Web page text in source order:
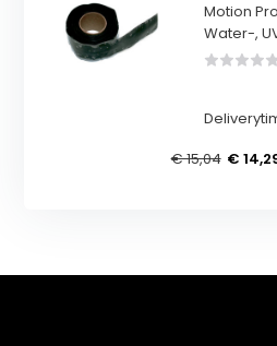
Motion
Water-,
€ 15,04 €